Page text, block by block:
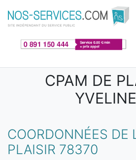
Aller au contenu principal
CPAM DE
COORDONNÉES DE
PLAISIR 78370